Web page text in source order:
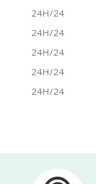
24H/24
24H/24
24H/24
24H/24
24H/24